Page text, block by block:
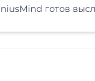
готов